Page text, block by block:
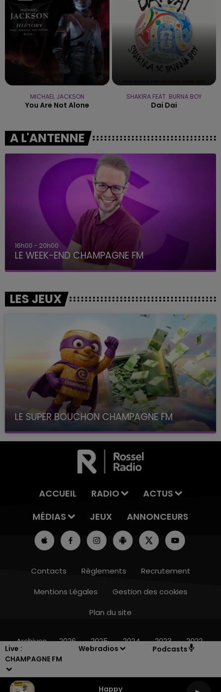
Live :
CHAMPAGNE FM
Webradios Podcasts
Happy
7h00 - 12h00
MICHAEL JACKSON
You Are Not Alone
SHAKIRA FEAT. BURNA BOY
Dai Dai
A L'ANTENNE
7h00 - 12h00
LE WEEK-END CHAMPAGNE FM
LES JEUX
LE SUPER BOUCHON CHAMPAGNE FM
avec La Famille Champagne FM, à 8H10
ACCUEIL RADIO
ACTUS
MÉDIAS
JEUX ANNONCEURS
Contacts Règlements
Recrutement
Mentions Légales
Gestion des cookies
Plan du site
Archives 2026 2025 2024 2023 2022